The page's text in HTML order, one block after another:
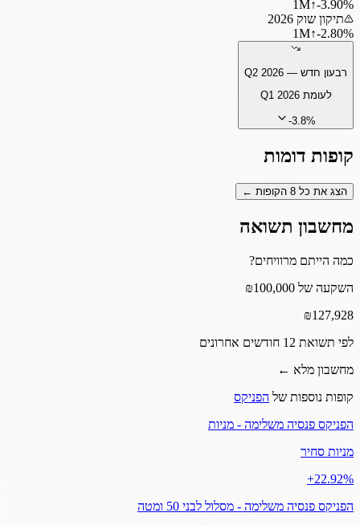
‎-3.90%
↑
1M
תיקון שוק 2026
‎-2.80%
↑
1M
רבעון חדש — Q2 2026
לעומתQ1 2026
-3.8%
קופות דומות
הצג את כל 8 הקופות ←
מחשבון תשואה
כמה הייתם מרוויחים?
השקעה של ₪100,000
₪127,928
לפי תשואת 12 חודשים אחרונים
מחשבון מלא ←
קופות נוספות של הפניקס
הפניקס פנסיה משלימה - מניות
מניות סחיר
‎+22.92%
הפניקס פנסיה משלימה - מסלול לבני 50 ומטה